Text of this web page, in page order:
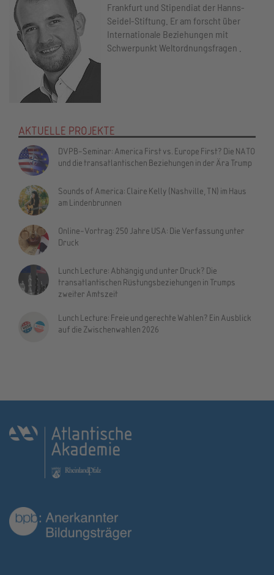
Frankfurt und Stipendiat der Hanns-
Seidel-Stiftung. Er am forscht über
Internationale Beziehungen mit
Schwerpunkt Weltordnungsfragen .
AKTUELLE PROJEKTE
DVPB-Seminar: America First vs. Europe First? Die NATO
und die transatlantischen Beziehungen in der Ära Trump
Sounds of America: Claire Kelly (Nashville, TN) im Haus
am Lindenbrunnen
Online-Vortrag: 250 Jahre USA: Die Verfassung unter
Druck
Lunch Lecture: Abhängig und unter Druck? Die
transatlantischen Rüstungsbeziehungen in Trumps
zweiter Amtszeit
Lunch Lecture: Freie und gerechte Wahlen? Ein Ausblick
auf die Zwischenwahlen 2026